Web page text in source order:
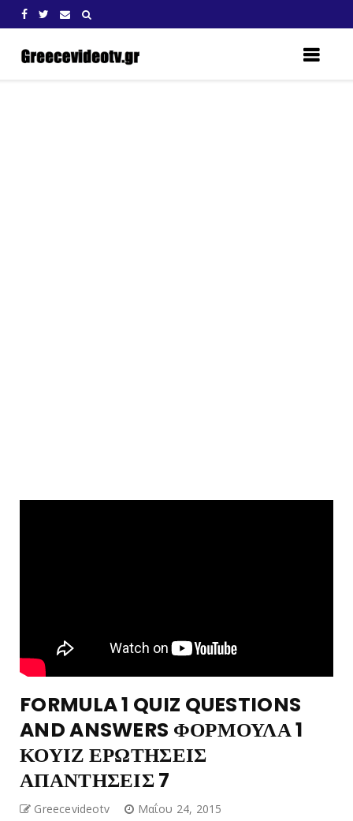
FORMULA 1 QUIZ QUESTIONS
AND ANSWERS ΦΟΡΜΟΥΛΑ 1
ΚΟΥΙΖ ΕΡΩΤΗΣΕΙΣ
ΑΠΑΝΤΗΣΕΙΣ 7
Greecevideotv Μαΐου 24, 2015